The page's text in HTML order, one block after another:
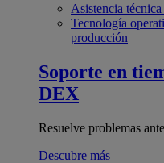
Asistencia técnica
Tecnología
producción
Soporte en
DEX
Resuelve problemas
Descubre más